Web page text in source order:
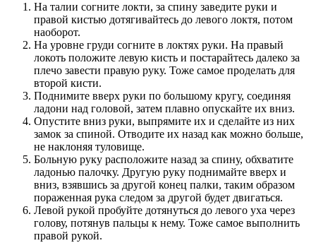
На талии согните локти, за спину заведите руки и
правой кистью дотягивайтесь до левого локтя, потом
наоборот.
На уровне груди согните в локтях руки. На правый
локоть положите левую кисть и постарайтесь далеко за
плечо завести правую руку. Тоже самое проделать для
второй кисти.
Поднимите вверх руки по большому кругу, соединяя
ладони над головой, затем плавно опускайте их вниз.
Опустите вниз руки, выпрямите их и сделайте из них
замок за спиной. Отводите их назад как можно больше,
не наклоняя туловище.
Больную руку расположите назад за спину, обхватите
ладонью палочку. Другую руку поднимайте вверх и
вниз, взявшись за другой конец палки, таким образом
пораженная рука следом за другой будет двигаться.
Левой рукой пробуйте дотянуться до левого уха через
голову, потянув пальцы к нему. Тоже самое выполнить
правой рукой.